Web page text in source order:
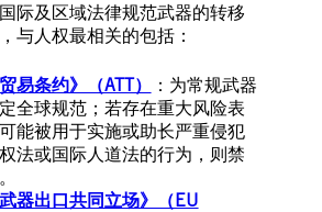
际及区域法律规范武器的转移
与人权最相关的包括：
易条约》（ATT）
：为常规武器
全球规范；若存在重大风险表
能被用于实施或助长严重侵犯
法或国际人道法的行为，则禁
武器出口共同立场》（EU